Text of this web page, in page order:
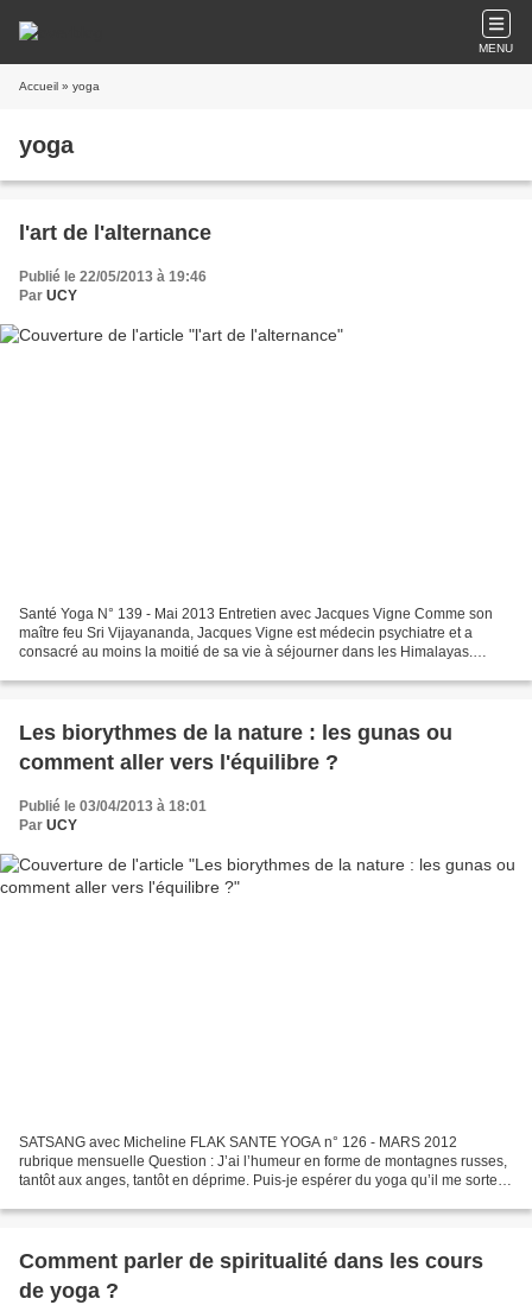
MENU
Accueil » yoga
yoga
l'art de l'alternance
Publié le 22/05/2013 à 19:46
Par UCY
Santé Yoga N° 139 - Mai 2013 Entretien avec Jacques Vigne Comme son
maître feu Sri Vijayananda, Jacques Vigne est médecin psychiatre et a
consacré au moins la moitié de sa vie à séjourner dans les Himalayas.
Les biorythmes de la nature : les gunas ou
comment aller vers l'équilibre ?
Publié le 03/04/2013 à 18:01
Par UCY
SATSANG avec Micheline FLAK SANTE YOGA n° 126 - MARS 2012
rubrique mensuelle Question : J’ai l’humeur en forme de montagnes russes,
tantôt aux anges, tantôt en déprime. Puis-je espérer du yoga qu’il me sorte
Comment parler de spiritualité dans les cours
de yoga ?